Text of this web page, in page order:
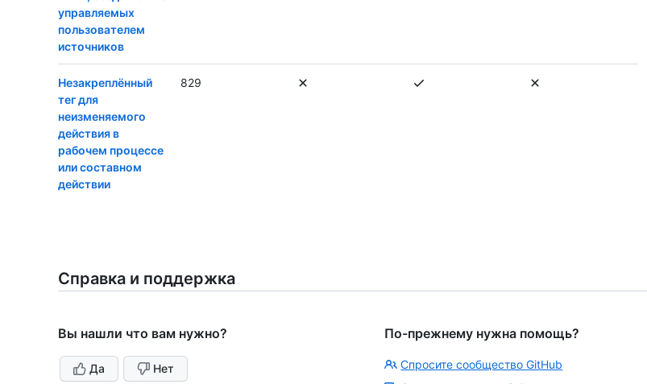
управляемых
пользователем
источников
Незакреплённый
тег для
неизменяемого
действия в
рабочем процессе
или составном
действии
829
Справка и поддержка
Вы нашли что вам нужно?
Да Нет
По-прежнему нужна помощь?
Спросите сообщество GitHub